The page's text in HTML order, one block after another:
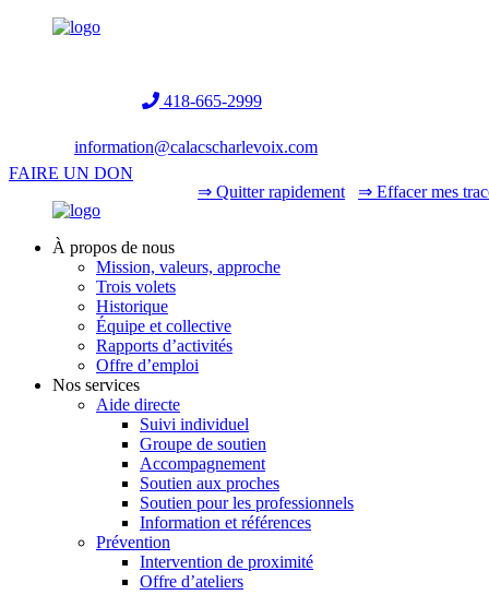
418-665-2999
information@calacscharlevoix.com
⇒ Quitter rapidement ⇒ Effacer mes
FAIRE UN DON
À propos de nous
Mission, valeurs, approche
Trois volets
Historique
Équipe et collective
Rapports d’activités
Offre d’emploi
Nos services
Aide directe
Suivi individuel
Groupe de soutien
Accompagnement
Soutien aux proches
Soutien pour les professionnels
Information et références
Prévention
Intervention de proximité
Offre d’ateliers